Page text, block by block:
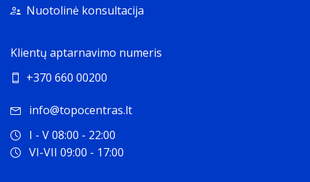
Nuotolinė konsultacija
Klientų aptarnavimo numeris
+370 660 00200
info@topocentras.lt
I - V 08:00 - 22:00
VI-VII 09:00 - 17:00